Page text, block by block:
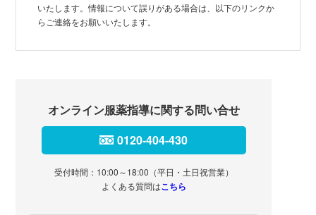
いたします。情報について誤りがある場合は、以下のリンクか
らご連絡をお願いいたします。
オンライン服薬指導に関する問い合せ
0120-404-430
受付時間：10:00～18:00（平日・土日祝営業）
よくある質問はこちら